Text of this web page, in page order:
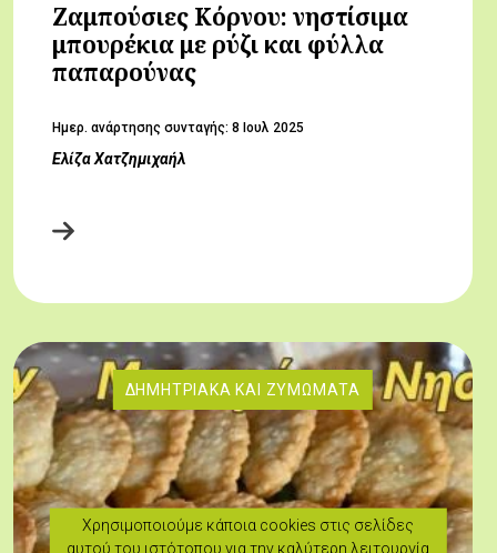
Ζαμπούσιες Κόρνου: νηστίσιμα
μπουρέκια με ρύζι και φύλλα
παπαρούνας
Hμερ. ανάρτησης συνταγής: 8 Ιουλ 2025
Ελίζα Χατζημιχαήλ
ΔΗΜΗΤΡΙΑΚΆ ΚΑΙ ΖΥΜΏΜΑΤΑ
Χρησιμοποιούμε κάποια cookies στις σελίδες
αυτού του ιστότοπου για την καλύτερη λειτουργία